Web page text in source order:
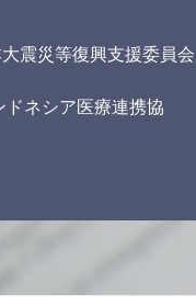
震災等復興支援委員会
ネシア医療連携協